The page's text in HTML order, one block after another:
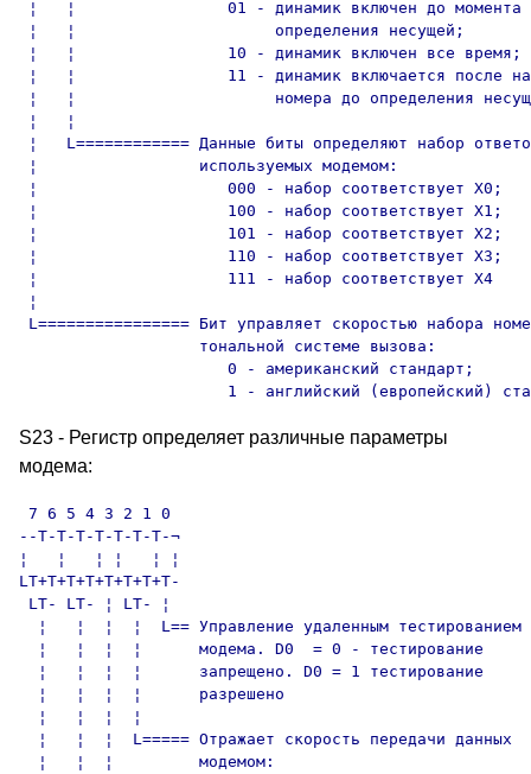
¦   ¦                01 - динамик включен до момента
¦   ¦                     определения несущей;
¦   ¦                10 - динамик включен все время;
¦   ¦                11 - динамик включается после
¦   ¦                     номера до определения
¦   ¦
¦   L============ Данные биты определяют набор
¦                 используемых модемом:
¦                    000 - набор соответствует X0;
¦                    100 - набор соответствует X1;
¦                    101 - набор соответствует X2;
¦                    110 - набор соответствует X3;
¦                    111 - набор соответствует X4
¦
L================ Бит управляет скоростью набора
                   тональной системе вызова:
                      0 - американский стандарт;
1 - английский (европейский)
S23 - Регистр определяет различные параметры
модема:
7 6 5 4 3 2 1 0
--T-T-T-T-T-T-T-¬
¦   ¦   ¦ ¦   ¦ ¦
LT+T+T+T+T+T+T+T-
LT- LT- ¦ LT- ¦
¦   ¦  ¦  ¦  L== Управление удаленным тестированием
  ¦   ¦  ¦  ¦      модема. D0  = 0 - тестирование
  ¦   ¦  ¦  ¦      запрещено. D0 = 1 тестирование
  ¦   ¦  ¦  ¦      разрешено
  ¦   ¦  ¦  ¦
  ¦   ¦  ¦  L===== Отражает скорость передачи данных
  ¦   ¦  ¦         модемом: